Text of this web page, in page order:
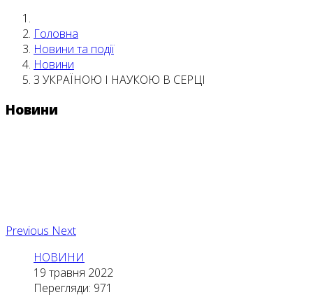
Головна
Новини та події
Новини
З УКРАЇНОЮ І НАУКОЮ В СЕРЦІ
Новини
Previous Next
НОВИНИ
19 травня 2022
Перегляди: 971